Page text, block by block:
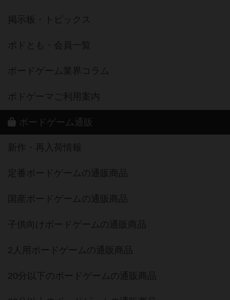
掲示板・トピックス
ボドとも・会員一覧
ボードゲーム業界コラム
ボドゲーマご利用案内
ボードゲーム通販
新作・再入荷情報
定番ボードゲームの通販商品
国産ボードゲームの通販商品
子供向けボードゲームの通販商品
2人用ボードゲームの通販商品
20分以下のボードゲームの通販商品